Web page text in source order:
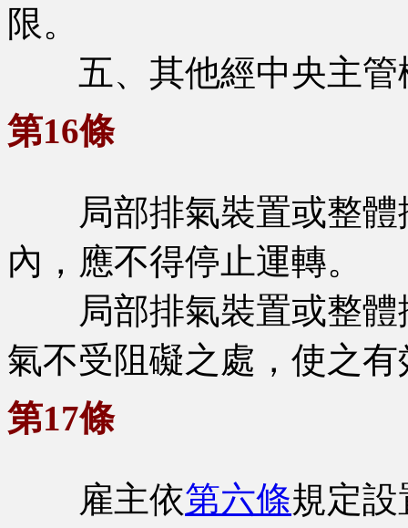
限。
五、其他經中央主管
第16條
局部排氣裝置或整體
內，應不得停止運轉。
局部排氣裝置或整體
氣不受阻礙之處，使之
第17條
雇主依第六條規定